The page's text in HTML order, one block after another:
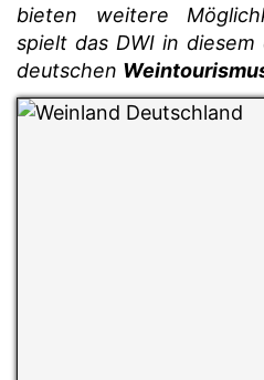
bieten weitere
spielt das DWI in
deutschen